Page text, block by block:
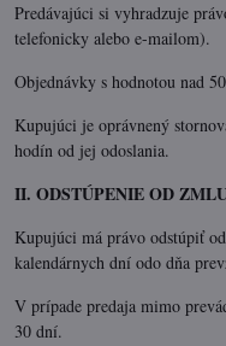
Predávajúci si vyhradzuje
telefonicky alebo e-mailom).
Objednávky s hodnotou nad
Kupujúci je oprávnený
hodín od jej odoslania.
II. ODSTÚPENIE OD
Kupujúci má právo odstúpiť
kalendárnych dní odo dňa
V prípade predaja mimo
30 dní.